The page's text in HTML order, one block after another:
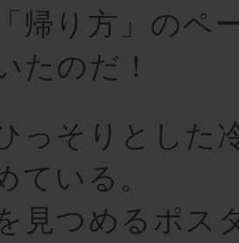
帰り方」のペ
たのだ！
っそりとした
ている。
見つめるポス